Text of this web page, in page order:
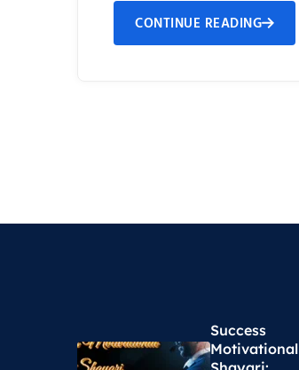
CONTINUE READING
Success
Motivational